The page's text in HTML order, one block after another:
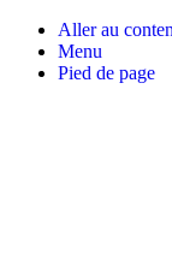
Aller au
Menu
Pied de page